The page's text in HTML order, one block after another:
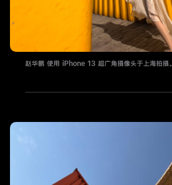
赵华鹏 使用 iPhone 13 超广角摄像头于上海拍摄。